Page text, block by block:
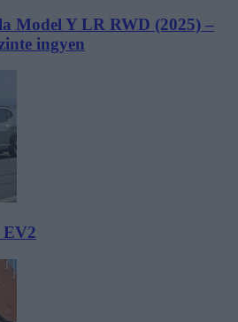
Model Y LR RWD (2025) –
ingyen
EV2